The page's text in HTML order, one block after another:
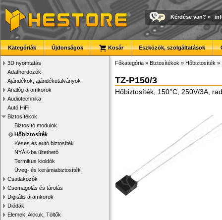
Kérdése van? »
Kategóriák Újdonságok Kosár Eszközök, szolgáltatások
3D nyomtatás
Adathordozók
Ajándékok, ajándékutalványok
Analóg áramkörök
Audiotechnika
Autó HiFi
Biztosítékok
Biztosító modulok
Hőbiztosíték
Késes és autó biztosíték
NYÁK-ba ültethető
Termikus kioldók
Üveg- és kerámiabiztosíték
Csatlakozók
Csomagolás és tárolás
Digitális áramkörök
Diódák
Elemek, Akkuk, Töltők
Főkategória » Biztosítékok » Hőbiztosíték »
TZ-P150/3
Hőbiztosíték, 150°C, 250V/3A,